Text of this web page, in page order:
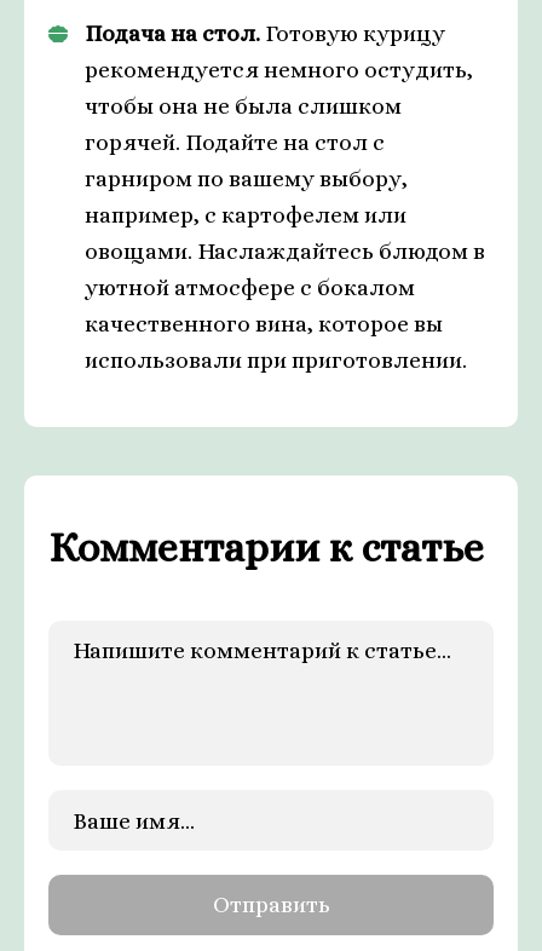
Подача на стол. Готовую курицу
рекомендуется немного остудить,
чтобы она не была слишком
горячей. Подайте на стол с
гарниром по вашему выбору,
например, с картофелем или
овощами. Наслаждайтесь блюдом в
уютной атмосфере с бокалом
качественного вина, которое вы
использовали при приготовлении.
Комментарии к статье